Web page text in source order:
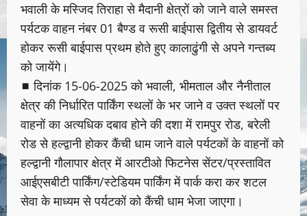
भवाली के मस्जिद तिराहा से मैदानी क्षेत्रों को जाने वाले समस्त
पर्यटक वाहन नंबर 01 बैण्ड व रूसी बाईपास द्वितीय से डायवर्ट
होकर रूसी बाईपास प्रथम होते हुए कालाढुंगी से अपने गन्तब्य
को जायेंगे।
◼ दिनांक 15-06-2025 को भवाली, भीमताल और नैनीताल
क्षेत्र की निर्धारित पार्किंग स्थलों के भर जाने व उक्त स्थलों पर
वाहनों का अत्यधिक दबाव होने की दशा में रामपुर रोड, बरेली
रोड से हल्द्वानी होकर कैंची धाम जाने वाले पर्यटकों के वाहनों को
हल्द्वानी गौलापार क्षेत्र में आरटीओ फिटनेस सेंटर/प्रस्तावित
आईएसबीटी पार्किंग/स्टेडियम पार्किंग में पार्क करा कर शटल
सेवा के माध्यम से पर्यटकों को कैंची धाम भेजा जाएगा।